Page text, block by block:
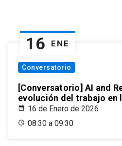
16 ENE
Conversatorio
[Conversatorio] AI and
evolución del trabajo en
16 de Enero de 2026
08:30 a 09:30